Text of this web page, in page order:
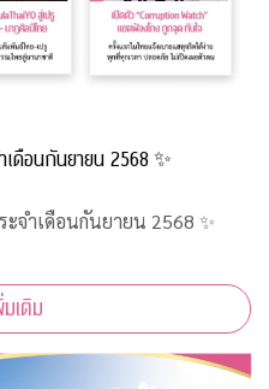
เดือนกันยายน 2568 ✨
ะจำเดือนกันยายน 2568 ✨
เติม